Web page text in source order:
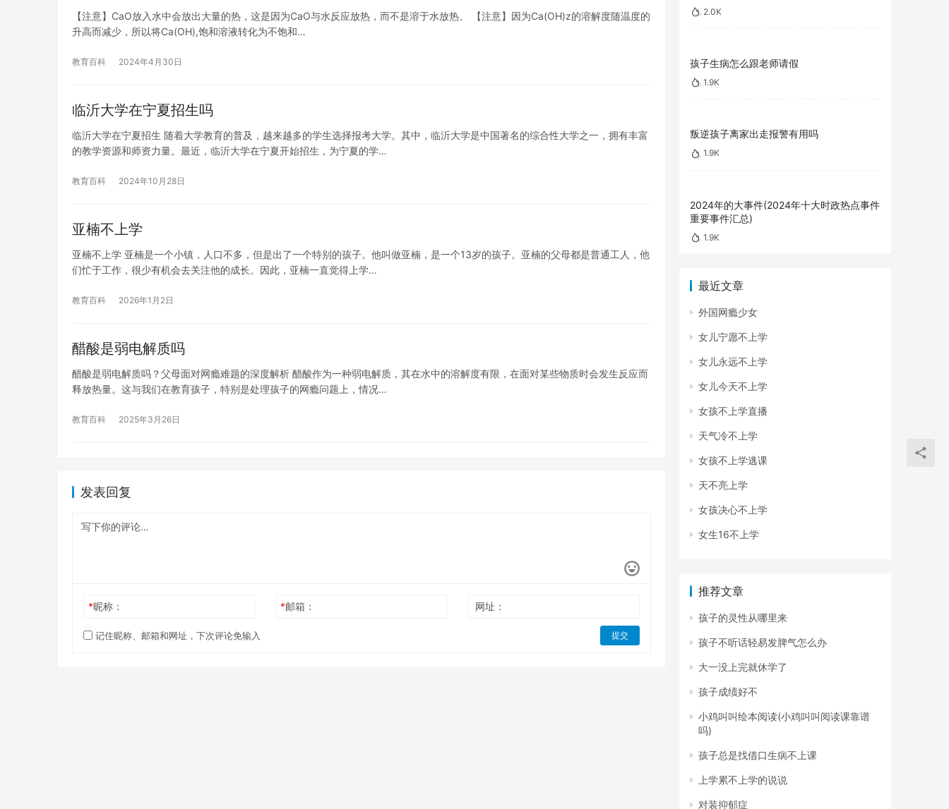
【注意】CaO放入水中会放出大量的热，这是因为CaO与水反应放热，而不是溶于水放热。 【注意】因为Ca(OH)z的溶解度随温度的
升高而减少，所以将Ca(OH),饱和溶液转化为不饱和…
教育百科 2024年4月30日
临沂大学在宁夏招生吗
临沂大学在宁夏招生 随着大学教育的普及，越来越多的学生选择报考大学。其中，临沂大学是中国著名的综合性大学之一，拥有丰富
的教学资源和师资力量。最近，临沂大学在宁夏开始招生，为宁夏的学…
教育百科 2024年10月28日
亚楠不上学
亚楠不上学 亚楠是一个小镇，人口不多，但是出了一个特别的孩子。他叫做亚楠，是一个13岁的孩子。亚楠的父母都是普通工人，他
们忙于工作，很少有机会去关注他的成长。因此，亚楠一直觉得上学…
教育百科 2026年1月2日
醋酸是弱电解质吗
醋酸是弱电解质吗？父母面对网瘾难题的深度解析 醋酸作为一种弱电解质，其在水中的溶解度有限，在面对某些物质时会发生反应而
释放热量。这与我们在教育孩子，特别是处理孩子的网瘾问题上，情况…
教育百科 2025年3月26日
发表回复
*昵称： *邮箱： 网址：
记住昵称、邮箱和网址，下次评论免输入 提交
2.0K
孩子生病怎么跟老师请假
1.9K
叛逆孩子离家出走报警有用吗
1.9K
2024年的大事件(2024年十大时政热点事件
重要事件汇总)
1.9K
最近文章
外国网瘾少女
女儿宁愿不上学
女儿永远不上学
女儿今天不上学
女孩不上学直播
天气冷不上学
女孩不上学逃课
天不亮上学
女孩决心不上学
女生16不上学
推荐文章
孩子的灵性从哪里来
孩子不听话轻易发脾气怎么办
大一没上完就休学了
孩子成绩好不
小鸡叫叫绘本阅读(小鸡叫叫阅读课靠谱
吗)
孩子总是找借口生病不上课
上学累不上学的说说
对装抑郁症